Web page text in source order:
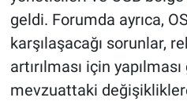
geldi. Forumda ayrıca,
karşılaşacağı sorunlar,
artırılması için
mevzuattaki